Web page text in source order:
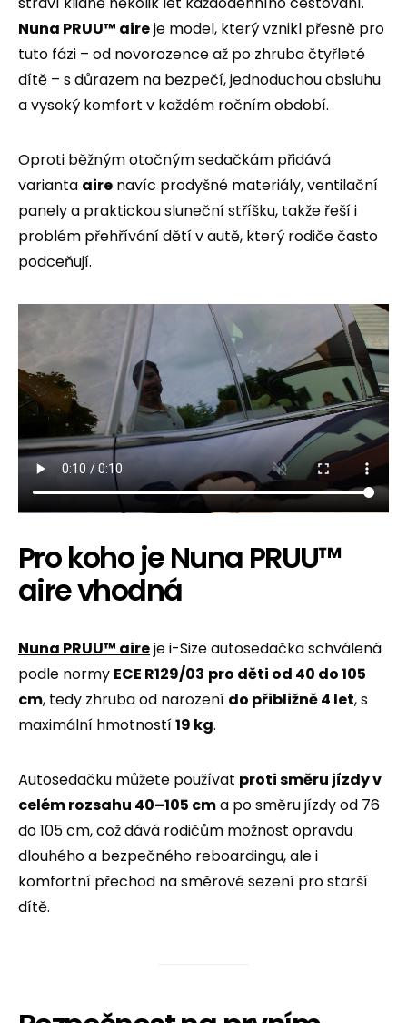
Nuna PRUU™ aireje model, který vznikl přesně pro
tuto fázi – od novorozence až po zhruba čtyřleté
dítě – s důrazem na bezpečí, jednoduchou obsluhu
a vysoký komfort v každém ročním období.
Oproti běžným otočným sedačkám přidává
varianta aire navíc prodyšné materiály, ventilační
panely a praktickou sluneční stříšku, takže řeší i
problém přehřívání dětí v autě, který rodiče často
podceňují.
Pro koho je Nuna PRUU™
aire vhodná
Nuna PRUU™ aireje i-Size autosedačka schválená
podle normy ECE R129/03 pro děti od 40 do 105
cm, tedy zhruba od narození do přibližně 4 let, s
maximální hmotností19 kg.
Autosedačku můžete používat proti směru jízdy v
celém rozsahu 40–105 cma po směru jízdy od 76
do 105 cm, což dává rodičům možnost opravdu
dlouhého a bezpečného reboardingu, ale i
komfortní přechod na směrové sezení pro starší
dítě.